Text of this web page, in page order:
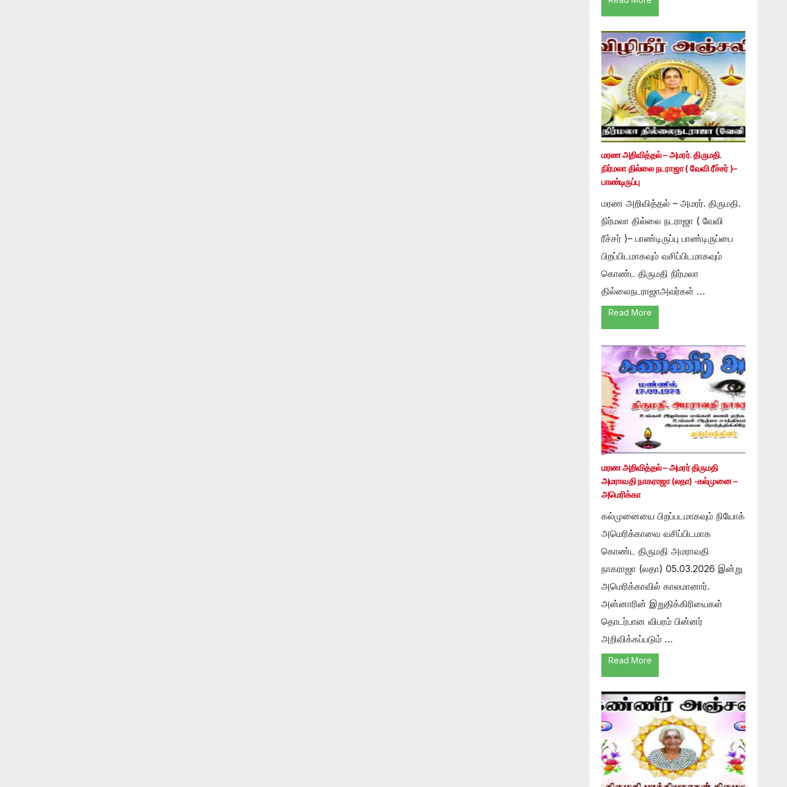
மரண அறிவித்தல் – அமரர். திருமதி.
நிர்மலா தில்லை நடராஜா ( வேவி ரீச்சர் )–
பாண்டிருப்பு
மரண அறிவித்தல் – அமரர். திருமதி.
நிர்மலா தில்லை நடராஜா ( வேவி
ரீச்சர் )– பாண்டிருப்பு பாண்டிருப்பை
பிறப்பிடமாகவும் வசிப்பிடமாகவும்
கொண்ட திருமதி நிர்மலா
தில்லைநடராஜாஅவர்கள் …
Read More
மரண அறிவித்தல் – அமரர் திருமதி
அமராவதி நாகராஜா (லதா) -கல்முனை –
அமெரிக்கா
கல்முனையை பிறப்படமாகவும் நியோக்
அமெரிக்காவை வசிப்பிடமாக
கொண்ட திருமதி அமராவதி
நாகராஜா (லதா) 05.03.2026 இன்று
அமெரிக்காவில் காலமானார்.
அன்னாரின் இறுதிக்கிரியைகள்
தொடர்பான விபரம் பின்னர்
அறிவிக்கப்படும் …
Read More